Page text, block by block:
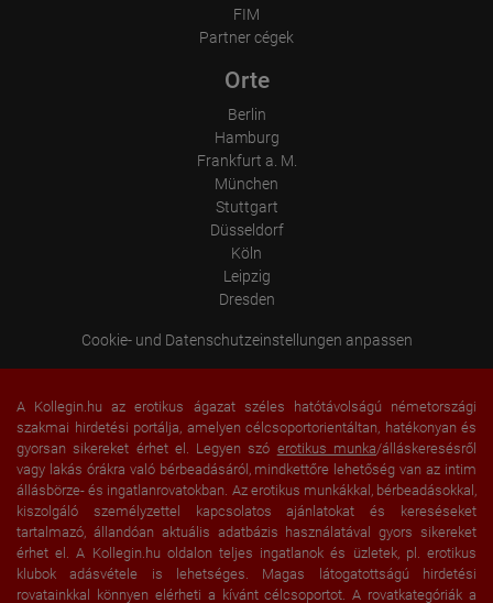
FIM
Partner cégek
Orte
Berlin
Hamburg
Frankfurt a. M.
München
Stuttgart
Düsseldorf
Köln
Leipzig
Dresden
Cookie- und Datenschutzeinstellungen anpassen
A Kollegin.hu az erotikus ágazat széles hatótávolságú németországi
szakmai hirdetési portálja, amelyen célcsoportorientáltan, hatékonyan és
gyorsan sikereket érhet el. Legyen szó erotikus munka/álláskeresésről
vagy lakás órákra való bérbeadásáról, mindkettőre lehetőség van az intim
állásbörze- és ingatlanrovatokban. Az erotikus munkákkal, bérbeadásokkal,
kiszolgáló személyzettel kapcsolatos ajánlatokat és kereséseket
tartalmazó, állandóan aktuális adatbázis használatával gyors sikereket
érhet el. A Kollegin.hu oldalon teljes ingatlanok és üzletek, pl. erotikus
klubok adásvétele is lehetséges. Magas látogatottságú hirdetési
rovatainkkal könnyen elérheti a kívánt célcsoportot. A rovatkategóriák a